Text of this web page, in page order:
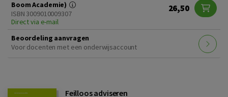
Boom Academie)
ISBN 3009010009307
Direct via e-mail
26,50
Beoordeling aanvragen
Voor docenten met een onderwijsaccount
Feilloos adviseren